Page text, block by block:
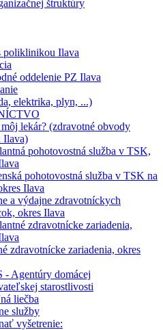
štruktúry
poliklinikou Ilava
oddelenie PZ Ilava
elektrika, plyn, ...)
lekár? (zdravotné obvody
Ilava)
pohotovostná služba v TSK,
pohotovostná služba v TSK na
Ilava
a výdajne zdravotníckych
okres Ilava
zdravotnícke zariadenia,
zdravotnícke zariadenia, okres
- Agentúry domácej
starostlivosti
liečba
služby
vyšetrenie: